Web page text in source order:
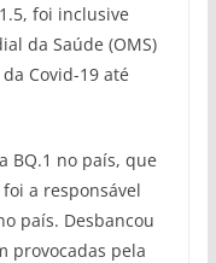
foi inclusive
da Saúde (OMS)
Covid-19 até
BQ.1 no país, que
a responsável
país. Desbancou
provocadas pela